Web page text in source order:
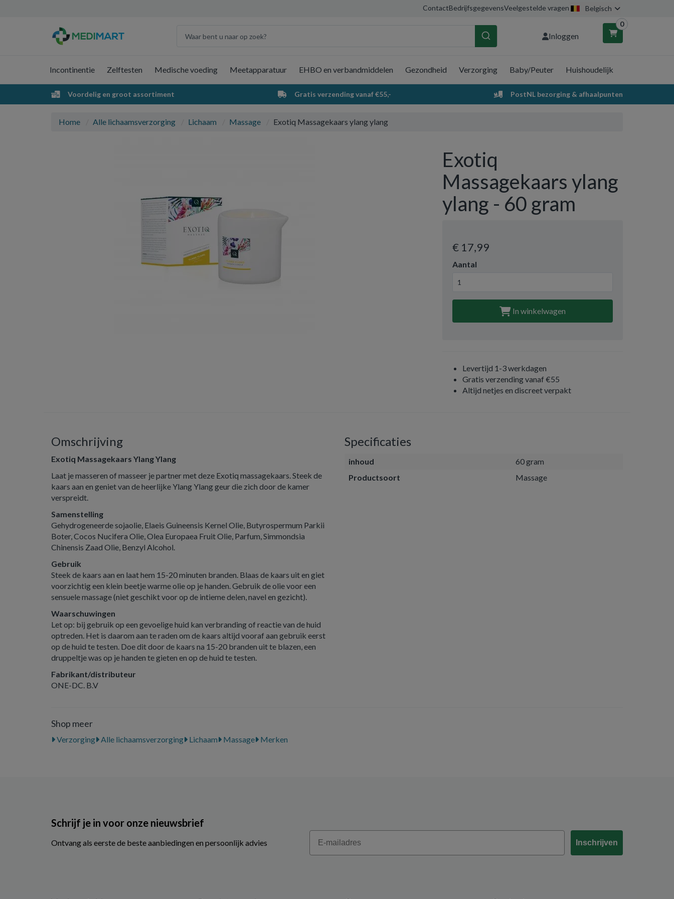
ContactBedrijfsgegevensVeelgestelde vragen Belgisch
Inloggen
0
Winkelwagen
Incontinentie Zelftesten Medische voeding Meetapparatuur EHBO en verbandmiddelen Gezondheid Verzorging Baby/Peuter Huishoudelijk
Voordelig en groot assortiment Gratis verzending vanaf €55,- PostNL bezorging & afhaalpunten
Home Alle lichaamsverzorging Lichaam Massage Exotiq Massagekaars ylang ylang
Exotiq
Massagekaars ylang
ylang - 60 gram
€ 17,99
Aantal
In winkelwagen
Levertijd 1-3 werkdagen
Gratis verzending vanaf €55
Altijd netjes en discreet verpakt
Omschrijving
Exotiq Massagekaars Ylang Ylang
Laat je masseren of masseer je partner met deze Exotiq massagekaars. Steek de
kaars aan en geniet van de heerlijke Ylang Ylang geur die zich door de kamer
verspreidt.
Samenstelling
Gehydrogeneerde sojaolie, Elaeis Guineensis Kernel Olie, Butyrospermum Parkii
Boter, Cocos Nucifera Olie, Olea Europaea Fruit Olie, Parfum, Simmondsia
Chinensis Zaad Olie, Benzyl Alcohol.
Gebruik
Steek de kaars aan en laat hem 15-20 minuten branden. Blaas de kaars uit en giet
voorzichtig een klein beetje warme olie op je handen. Gebruik de olie voor een
sensuele massage (niet geschikt voor op de intieme delen, navel en gezicht).
Waarschuwingen
Let op: bij gebruik op een gevoelige huid kan verbranding of reactie van de huid
optreden. Het is daarom aan te raden om de kaars altijd vooraf aan gebruik eerst
op de huid te testen. Doe dit door de kaars na 15-20 branden uit te blazen, een
druppeltje was op je handen te gieten en op de huid te testen.
Fabrikant/distributeur
ONE-DC. B.V
Specificaties
inhoud
60 gram
Productsoort
Massage
Shop meer
Verzorging Alle lichaamsverzorging Lichaam Massage Merken
Schrijf je in voor onze nieuwsbrief
Ontvang als eerste de beste aanbiedingen en persoonlijk advies
Email
Inschrijven